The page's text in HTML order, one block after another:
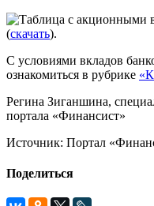
Таблица с акционными
(скачать).
С условиями вкладов
ознакомиться в рубрике
Регина Зиганшина,
портала «Финансист»
Источник: Портал
Поделиться